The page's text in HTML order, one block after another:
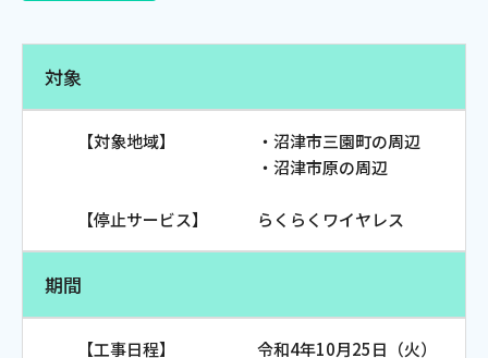
おトクな情報 料金案内
対象
【対象地域】 ・沼津市三園町の周辺
・沼津市原の周辺
【停止サービス】 らくらくワイヤレス
期間
【工事日程】 令和4年10月25日（火）